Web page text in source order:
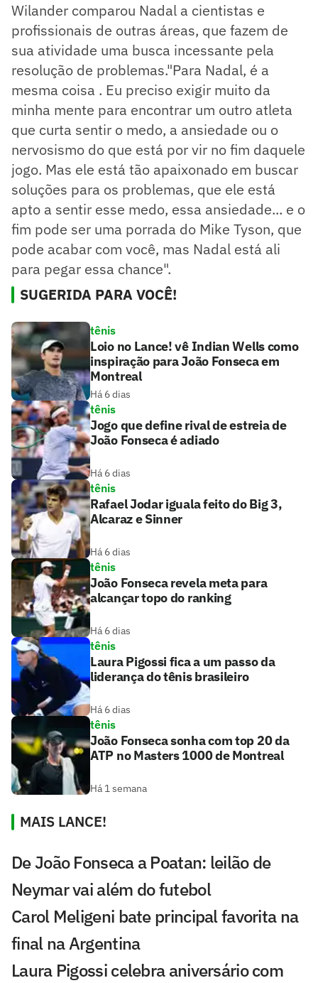
Wilander comparou Nadal a cientistas e
profissionais de outras áreas, que fazem de
sua atividade uma busca incessante pela
resolução de problemas."Para Nadal, é a
mesma coisa . Eu preciso exigir muito da
minha mente para encontrar um outro atleta
que curta sentir o medo, a ansiedade ou o
nervosismo do que está por vir no fim daquele
jogo. Mas ele está tão apaixonado em buscar
soluções para os problemas, que ele está
apto a sentir esse medo, essa ansiedade... e o
fim pode ser uma porrada do Mike Tyson, que
pode acabar com você, mas Nadal está ali
para pegar essa chance".
SUGERIDA PARA VOCÊ!
tênis
Loio no Lance! vê Indian Wells como
inspiração para João Fonseca em
Montreal
Há 6 dias
tênis
Jogo que define rival de estreia de
João Fonseca é adiado
Há 6 dias
tênis
Rafael Jodar iguala feito do Big 3,
Alcaraz e Sinner
Há 6 dias
tênis
João Fonseca revela meta para
alcançar topo do ranking
Há 6 dias
tênis
Laura Pigossi fica a um passo da
liderança do tênis brasileiro
Há 6 dias
tênis
João Fonseca sonha com top 20 da
ATP no Masters 1000 de Montreal
Há 1 semana
MAIS LANCE!
De João Fonseca a Poatan: leilão de
Neymar vai além do futebol
Carol Meligeni bate principal favorita na
final na Argentina
Laura Pigossi celebra aniversário com